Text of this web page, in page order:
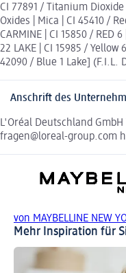
CI 77891 / Titanium
Oxides | Mica | CI 45410 /
CARMINE | CI 15850 / RED
22 LAKE | CI 15985 / Yellow
42090 / Blue 1 Lake] (F.I.L.
Anschrift des
L'Oréal Deutschland GmbH
fragen@loreal-group.com
von MAYBELLINE NEW
Mehr Inspiration für